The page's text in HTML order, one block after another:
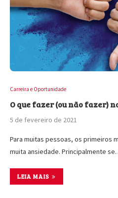
Carreira e Oportunidade
O que fazer (ou não fazer)
5 de fevereiro de 2021
Para muitas pessoas, os primeiros
muita ansiedade. Principalmente
LEIA MAIS